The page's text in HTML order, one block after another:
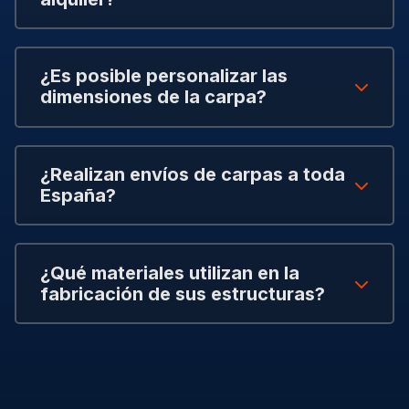
¿Es posible personalizar las
dimensiones de la carpa?
¿Realizan envíos de carpas a toda
España?
¿Qué materiales utilizan en la
fabricación de sus estructuras?